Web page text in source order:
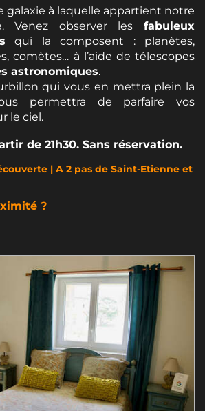
galaxie à laquelle appartient notre
Venez observer les fabuleux
qui la composent : planètes,
comètes… à l’aide de télescopes
astronomiques.
qui vous en mettra plein la
permettra de parfaire vos
le ciel.
de 21h30. Sans réservation.
| A 2 pas de Saint-Etienne et
?